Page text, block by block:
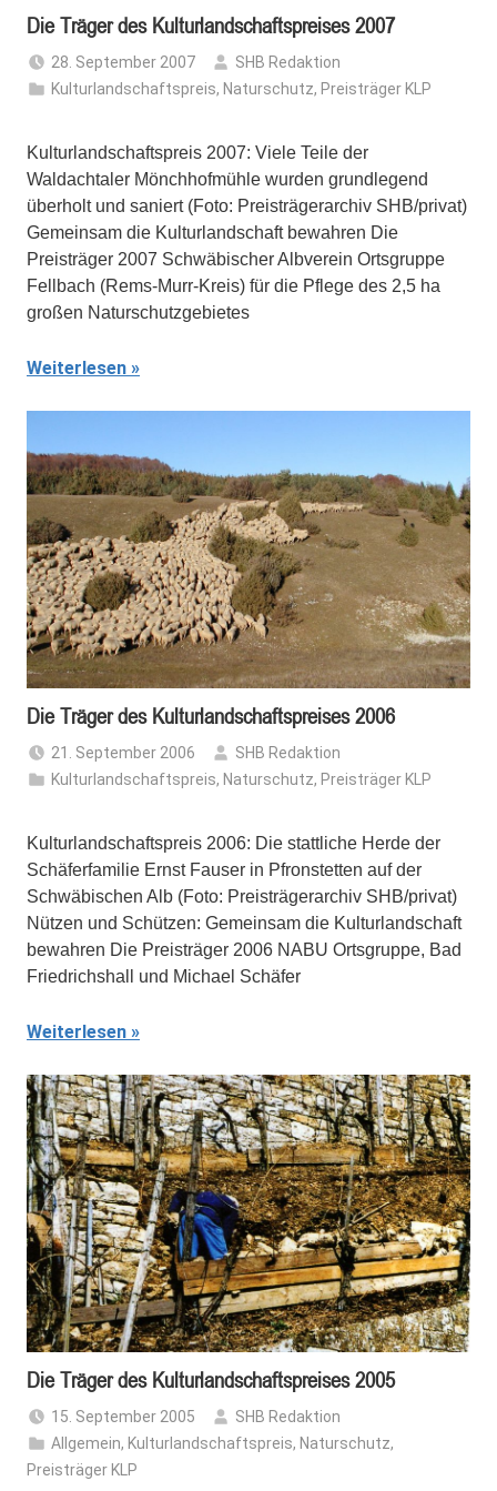
Die Träger des Kulturlandschaftspreises 2007
28. September 2007
SHB Redaktion
Kulturlandschaftspreis, Naturschutz, Preisträger KLP
Kulturlandschaftspreis 2007: Viele Teile der
Waldachtaler Mönchhofmühle wurden grundlegend
überholt und saniert (Foto: Preisträgerarchiv SHB/privat)
Gemeinsam die Kulturlandschaft bewahren Die
Preisträger 2007 Schwäbischer Albverein Ortsgruppe
Fellbach (Rems-Murr-Kreis) für die Pflege des 2,5 ha
großen Naturschutzgebietes
Weiterlesen
Die Träger des Kulturlandschaftspreises 2006
21. September 2006
SHB Redaktion
Kulturlandschaftspreis, Naturschutz, Preisträger KLP
Kulturlandschaftspreis 2006: Die stattliche Herde der
Schäferfamilie Ernst Fauser in Pfronstetten auf der
Schwäbischen Alb (Foto: Preisträgerarchiv SHB/privat)
Nützen und Schützen: Gemeinsam die Kulturlandschaft
bewahren Die Preisträger 2006 NABU Ortsgruppe, Bad
Friedrichshall und Michael Schäfer
Weiterlesen
Die Träger des Kulturlandschaftspreises 2005
15. September 2005
SHB Redaktion
Allgemein, Kulturlandschaftspreis, Naturschutz,
Preisträger KLP